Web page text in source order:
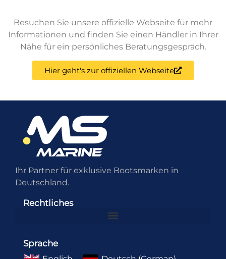
Besuchen Sie unsere offizielle Webseite für mehr
Informationen und finden Sie einen Händler in Ihrer
Nähe für ein persönliches Beratungsgespräch.
Hier geht's zur offiziellen Webseite
Ihr Partner für exklusive Bootsmarken in
Deutschland.
Rechtliches
Sprache